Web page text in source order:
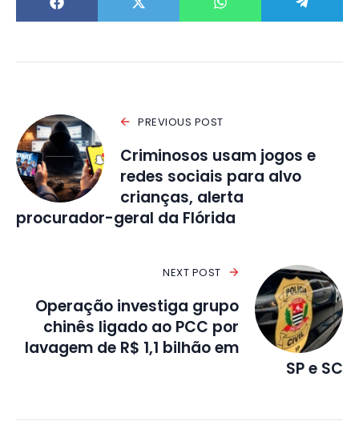
PREVIOUS POST
Criminosos usam jogos e
redes sociais para alvo
crianças, alerta
procurador-geral da Flórida
NEXT POST
Operação investiga grupo
chinês ligado ao PCC por
lavagem de R$ 1,1 bilhão em
SP e SC